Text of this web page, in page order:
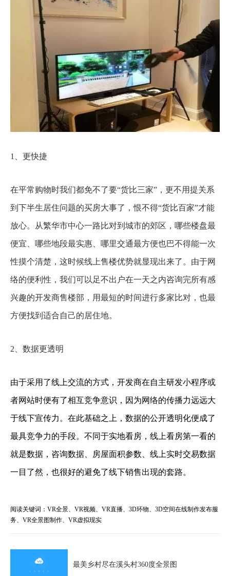
1、更快捷
在平常购物时我们都免不了要“货比三家”，更不用提关系
到下半生居住问题的买房大事了，恨不得“货比百家”才能
放心。从繁华市中心一路比对到城市的郊区，哪些楼盘最
便宜、哪些地段最实惠、哪里交通最方便也巴不得能一次
性摸个清楚，这时候线上售楼优势就显现出来了。由于网
络的便利性，我们可以足不出户在一天之内咨询完所有感
兴趣的开发商售楼部，用最短的时间进行多家比对，也最
方便找到适合自己的居住地。
2、数据更透明
由于采用了线上交流的方式，开发商在自主研发小程序或
者网站时便有了相互竞争意识，因为网络的传播力远远大
于线下宣传力。在此基础之上，数据的公开透明化便成了
最具竞争力的手段。不同于实地看房，线上看房第一看的
就是数据，咨询数据、房屋面积参数、线上实时交易数据
一目了然，也很好的避免了线下销售出现的套路。
阅读关键词：VR全景、VR视频、VR直播、3D环物、3D空间在线制作发布服
务、VR全景图制作、VR虚拟现实
最美乡村尽在溪头村360度全景图